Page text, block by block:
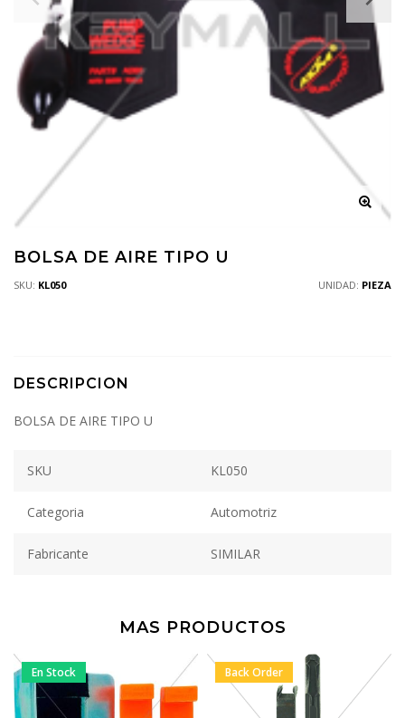
BOLSA DE AIRE TIPO U
SKU: KL050 UNIDAD: PIEZA
DESCRIPCION
BOLSA DE AIRE TIPO U
SKU KL050
Categoria Automotriz
Fabricante SIMILAR
MAS PRODUCTOS
En Stock Back Order